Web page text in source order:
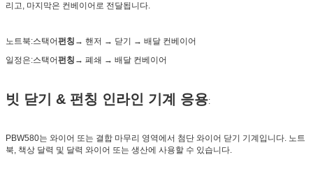
리고, 마지막은 컨베이어로 전달됩니다.
노트북:스택어펀칭 → 핸저 → 닫기 → 배달 컨베이어
일정은:스택어펀칭 → 폐쇄 → 배달 컨베이어
빗 닫기 & 펀칭 인라인 기계 응용:
PBW580는 와이어 또는 결합 마무리 영역에서 첨단 와이어 닫기 기계입니다. 노트
북, 책상 달력 및 달력 와이어 또는 생산에 사용할 수 있습니다.